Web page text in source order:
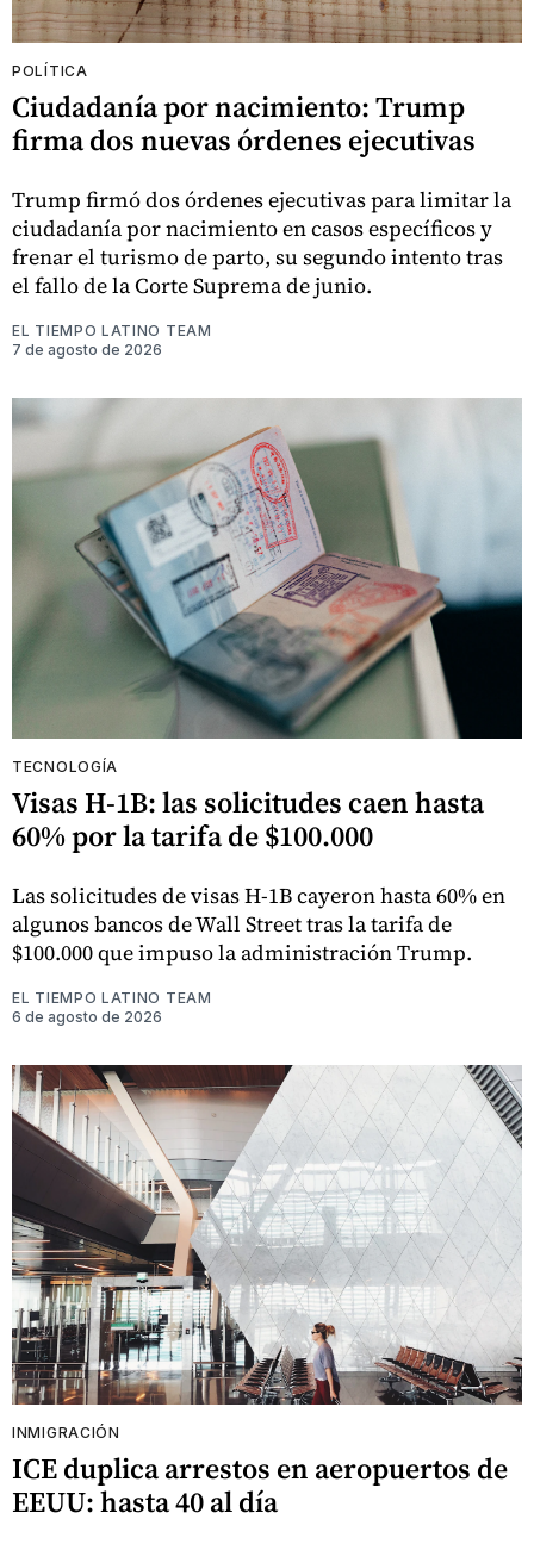
POLÍTICA
Ciudadanía por nacimiento: Trump
firma dos nuevas órdenes ejecutivas
Trump firmó dos órdenes ejecutivas para limitar la
ciudadanía por nacimiento en casos específicos y
frenar el turismo de parto, su segundo intento tras
el fallo de la Corte Suprema de junio.
EL TIEMPO LATINO TEAM
7 de agosto de 2026
TECNOLOGÍA
Visas H-1B: las solicitudes caen hasta
60% por la tarifa de $100.000
Las solicitudes de visas H-1B cayeron hasta 60% en
algunos bancos de Wall Street tras la tarifa de
$100.000 que impuso la administración Trump.
EL TIEMPO LATINO TEAM
6 de agosto de 2026
INMIGRACIÓN
ICE duplica arrestos en aeropuertos de
EEUU: hasta 40 al día